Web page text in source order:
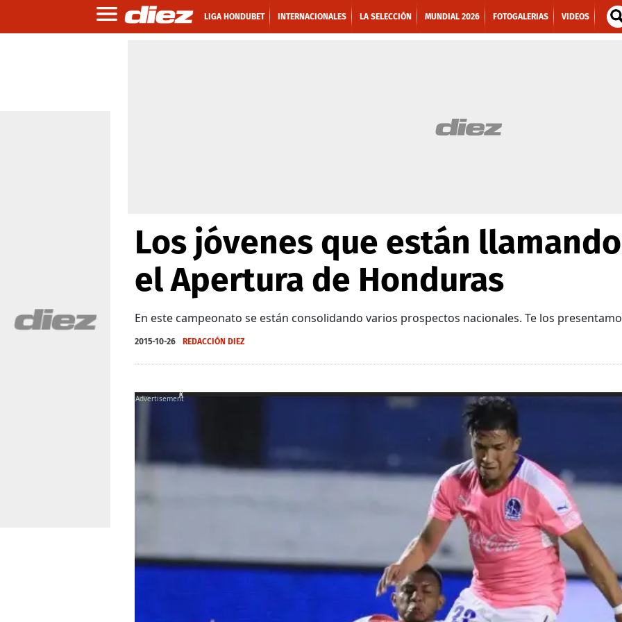
LIGA HONDUBET INTERNACIONALES LA SELECCIÓN MUNDIAL 2026 FOTOGALERIAS VIDEOS
Los jóvenes que están
el Apertura de Honduras
En este campeonato se están consolidando varios prospectos nacionales. Te los
2015-10-26 REDACCIÓN DIEZ
X